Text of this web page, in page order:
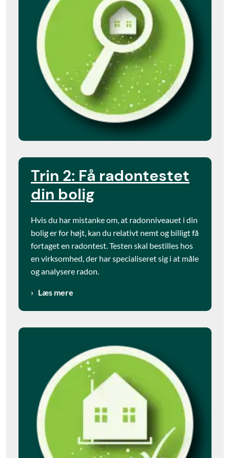
Trin 2: Få radontestet
din bolig
Hvis du har mistanke om, at radonniveauet i din
bolig er for højt, kan du relativt nemt og billigt få
fortaget en radontest. Testen skal bestilles hos
en virksomhed, der har specialiseret sig i at måle
og analysere radon.
Læs mere